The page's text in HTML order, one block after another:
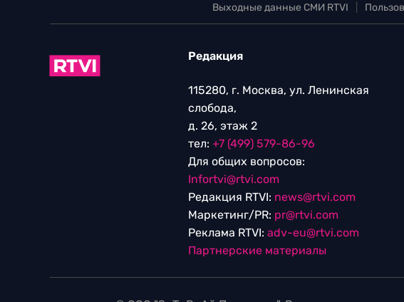
Выходные данные СМИ RTVI
Редакция
115280, г. Москва, ул. Ленинская
слобода,
д. 26, этаж 2
тел: +7 (499) 579-86-96
Для общих вопросов:
Infortvi@rtvi.com
Редакция RTVI: news@rtvi.com
Маркетинг/PR: pr@rtvi.com
Реклама RTVI: adv-eu@rtvi.com
Партнерские материалы